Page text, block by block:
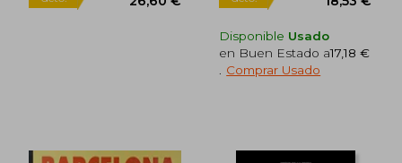
5% 35,00 € 5%
Disponible Usado
en Buen Estado a17,18 €
Comprar Usado